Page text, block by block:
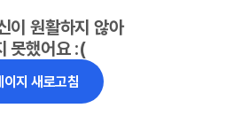
이 원활하지 않아
못했어요 :(
이지 새로고침